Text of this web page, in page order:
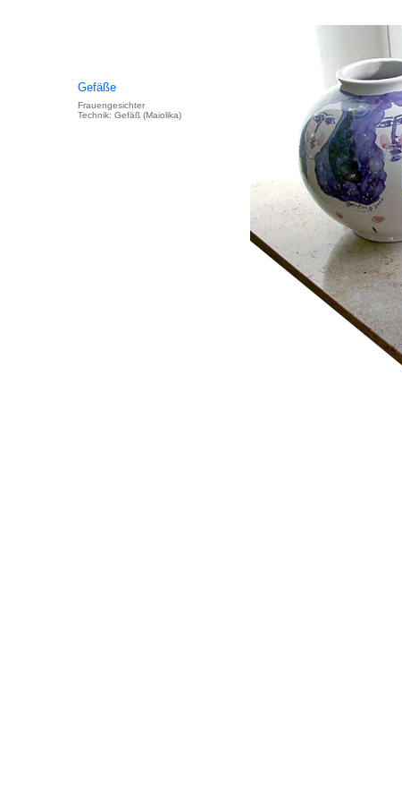
Gefäße
Frauengesichter
Technik: Gefäß (Maiolika)